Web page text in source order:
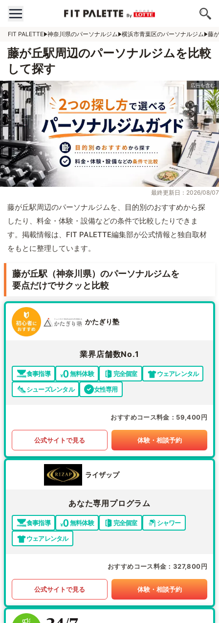
FIT PALETTE 神奈川県のパーソナルジム 横浜市青葉区のパーソナルジム 藤
藤が丘駅周辺のパーソナルジムを比較
して探す
最終更新日：2026/08/07
藤が丘駅周辺のパーソナルジムを、目的別のおすすめから探
したり、料金・体験・設備などの条件で比較したりできま
す。掲載情報は、FIT PALETTE編集部が公式情報と独自取材
をもとに整理しています。
藤が丘駅（神奈川県）のパーソナルジムを
要点だけでサクッと比較
かたぎり塾
業界店舗数No.1
食事指導 無料体験 完全個室
ウェアレンタル
シューズレンタル
女性専用
おすすめコース料金 59,400円
公式サイトで見る 体験・相談予約
ライザップ
あなた専用プログラム
食事指導 無料体験 完全個室
シャワー
ウェアレンタル
おすすめコース料金 327,800円
公式サイトで見る 体験・相談予約